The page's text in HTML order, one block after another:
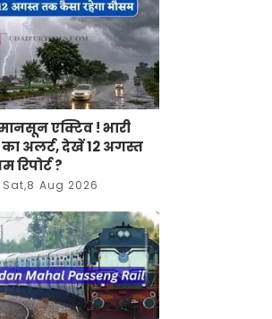
एक्टिव ! भारी
का अलर्ट, देखें 12 अगस्त
?
Sat,8 Aug 2026